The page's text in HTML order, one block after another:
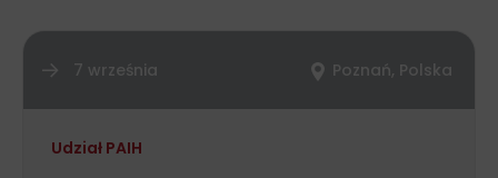
7 września Poznań, Polska
Udział PAIH